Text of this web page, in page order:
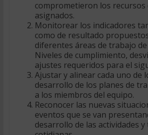
comprometieron los recursos
asignados.
Monitorear los indicadores
como de resultado
diferentes áreas de trabajo
Niveles de cumplimiento,
ajustes requeridos para el
Ajustar y alinear cada uno de
desarrollo de los planes de
a los miembros del equipo.
Reconocer las nuevas
eventos que se van
desarrollo de las actividades y